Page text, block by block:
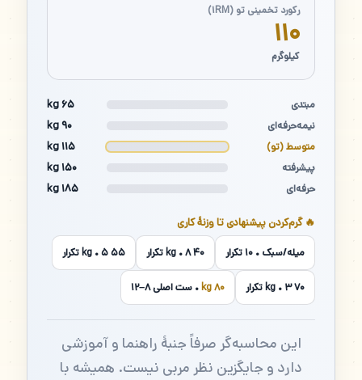
رکورد تخمینی تو (۱RM)
۱۱۰
کیلوگرم
مبتدی ۶۵ kg
نیمه‌حرفه‌ای ۹۰ kg
متوسط (تو) ۱۱۵ kg
پیشرفته ۱۵۰ kg
حرفه‌ای ۱۸۵ kg
🔥 گرم‌کردن پیشنهادی تا وزنهٔ کاری
میله/سبک • ۱۰ تکرار ۴۰ kg • ۸ تکرار ۵۵ kg • ۵ تکرار
۷۰ kg • ۳ تکرار ۸۰ kg • ست اصلی ۸–۱۲
این محاسبه‌گر صرفاً جنبهٔ راهنما و آموزشی
دارد و جایگزین نظر مربی نیست. همیشه با